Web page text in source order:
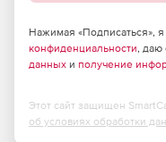
Нажимая «Подписаться»,
конфиденциальности, даю
данных и получение
Этот сайт защищен
об условиях обработки